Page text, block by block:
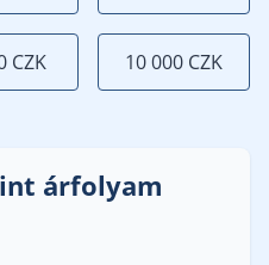
CZK 10 000 CZK
árfolyam